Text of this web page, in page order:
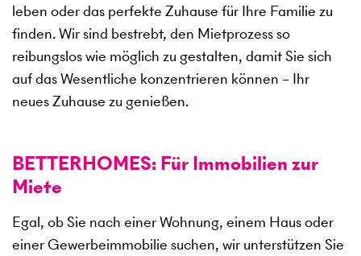
leben oder das perfekte Zuhause für Ihre Familie zu
finden. Wir sind bestrebt, den Mietprozess so
reibungslos wie möglich zu gestalten, damit Sie sich
auf das Wesentliche konzentrieren können – Ihr
neues Zuhause zu genießen.
BETTERHOMES: Für Immobilien zur
Miete
Egal, ob Sie nach einer Wohnung, einem Haus oder
einer Gewerbeimmobilie suchen, wir unterstützen Sie